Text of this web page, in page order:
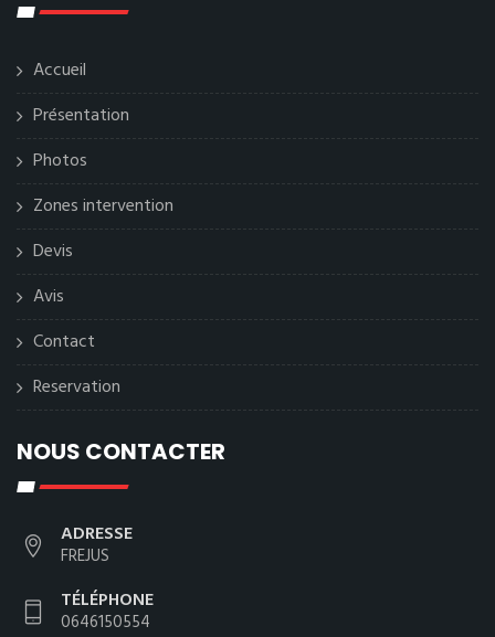
Accueil
Présentation
Photos
Zones intervention
Devis
Avis
Contact
Reservation
NOUS CONTACTER
ADRESSE
FREJUS
TÉLÉPHONE
0646150554